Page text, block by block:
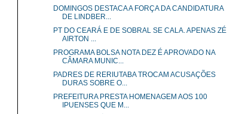
DOMINGOS DESTACA A FORÇA DA CANDIDATURA
DE LINDBER...
PT DO CEARÁ E DE SOBRAL SE CALA. APENAS ZÉ
AIRTON ...
PROGRAMA BOLSA NOTA DEZ É APROVADO NA
CÂMARA MUNIC...
PADRES DE RERIUTABA TROCAM ACUSAÇÕES
DURAS SOBRE O...
PREFEITURA PRESTA HOMENAGEM AOS 100
IPUENSES QUE M...